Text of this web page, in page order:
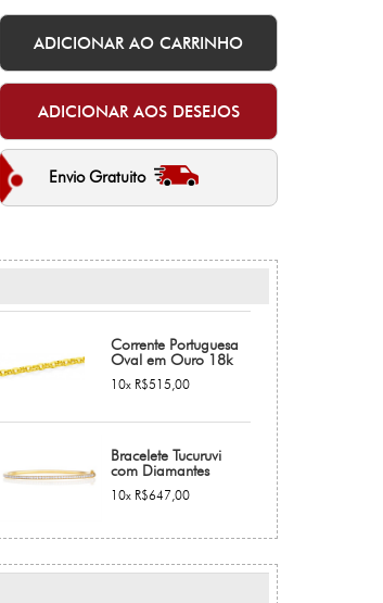
Envio Gratuito
Corrente Portuguesa
Oval em Ouro 18k
10x R$515,00
Bracelete Tucuruvi
com Diamantes
10x R$647,00